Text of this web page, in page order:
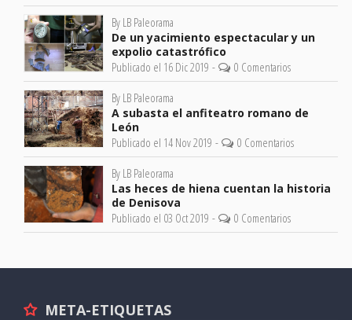
By LB Paleorama
De un yacimiento espectacular y un
expolio catastrófico
Publicado el 16 Dic 2019 -
0 Comentarios
By LB Paleorama
A subasta el anfiteatro romano de
León
Publicado el 14 Nov 2019 -
0 Comentarios
By LB Paleorama
Las heces de hiena cuentan la historia
de Denisova
Publicado el 03 Oct 2019 - 0 Comentarios
META-ETIQUETAS